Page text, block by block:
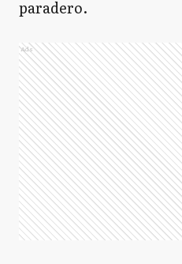
paradero.
Ads